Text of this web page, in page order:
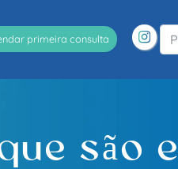
primeira consulta
são e